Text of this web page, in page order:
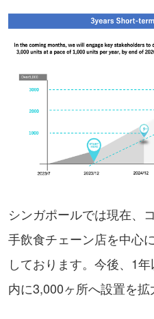
シンガポールでは現在、
手飲食チェーン店を中心
しております。今後、1
内に3,000ヶ所へ設置を拡